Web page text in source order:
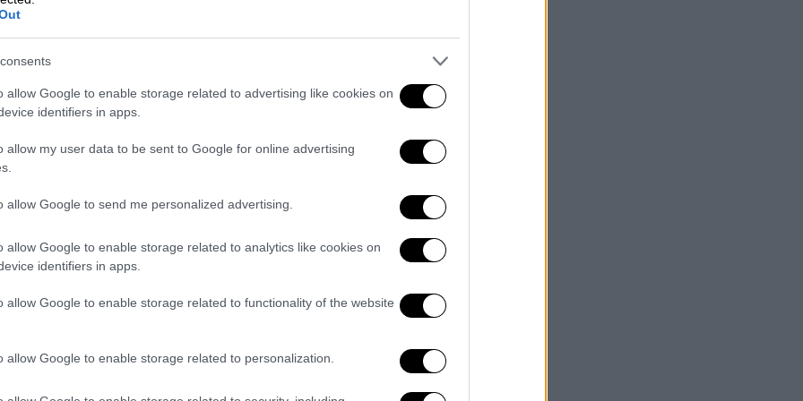
allow Google to enable storage related to advertising like cookies on
identifiers in apps.
allow my user data to be sent to Google for online advertising
allow Google to send me personalized advertising.
allow Google to enable storage related to analytics like cookies on
identifiers in apps.
allow Google to enable storage related to functionality of the website
allow Google to enable storage related to personalization.
της 27χρονης
MEGA και δεν έκρυψε την απόγνωσή
αναζητώ», τονίζει ο νεαρός άνδρας, ο
αστυνομικές αρχές.
αν κάποιος την είδε;
την ώρα. Επικοινωνήστε με τον
πρόβλημα με κάποιον;
φιλικό κορίτσι. Παρακαλώ βοηθήστε